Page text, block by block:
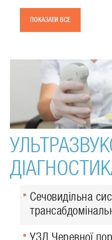
ПОКАЗАТИ ВСЕ
Сечовидільна
УЗД Черевної